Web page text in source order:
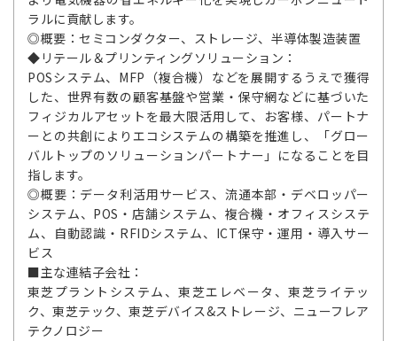
ラルに貢献します。
◎概要：セミコンダクター、ストレージ、半導体製造装置
◆リテール＆プリンティングソリューション：
POSシステム、MFP（複合機）などを展開するうえで獲得
した、世界有数の顧客基盤や営業・保守網などに基づいた
フィジカルアセットを最大限活用して、お客様、パートナ
ーとの共創によりエコシステムの構築を推進し、「グロー
バルトップのソリューションパートナー」になることを目
指します。
◎概要：データ利活用サービス、流通本部・デベロッパー
システム、POS・店舗システム、複合機・オフィスシステ
ム、自動認識・RFIDシステム、ICT保守・運用・導入サー
ビス
■主な連結子会社：
東芝プラントシステム、東芝エレベータ、東芝ライテッ
ク、東芝テック、東芝デバイス&ストレージ、ニューフレア
テクノロジー